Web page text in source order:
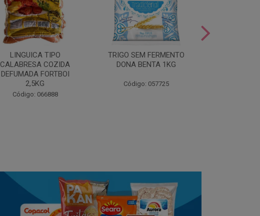
LINGUICA TIPO
CALABRESA COZIDA
DEFUMADA FORTBOI
2,5KG
Código: 066888
TRIGO SEM FERMENTO
DONA BENTA 1KG
Código: 057725